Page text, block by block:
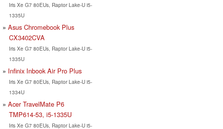
Iris Xe G7 80EUs, Raptor Lake-U i5-
1335U
Asus Chromebook Plus
CX3402CVA
Iris Xe G7 80EUs, Raptor Lake-U i5-
1335U
Infinix Inbook Air Pro Plus
Iris Xe G7 80EUs, Raptor Lake-U i5-
1334U
Acer TravelMate P6
TMP614-53, i5-1335U
Iris Xe G7 80EUs, Raptor Lake-U i5-